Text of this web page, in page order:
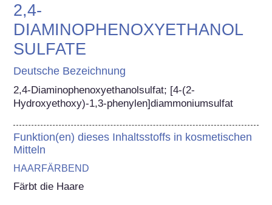
2,4-
DIAMINOPHENOXYETHANOL
SULFATE
Deutsche Bezeichnung
2,4-Diaminophenoxyethanolsulfat; [4-(2-
Hydroxyethoxy)-1,3-phenylen]diammoniumsulfat
Funktion(en) dieses Inhaltsstoffs in kosmetischen
Mitteln
HAARFÄRBEND
Färbt die Haare